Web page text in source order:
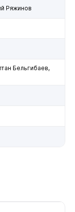
Ряжинов
Бельгибаев,